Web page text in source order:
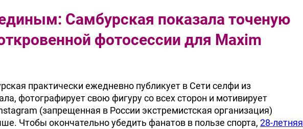
Самбурская показала точеную
фотосессии для Maxim
практически ежедневно публикует в Сети селфи из
фотографирует свою фигуру со всех сторон и мотивирует
(запрещенная в России экстремистская организация)
Чтобы окончательно убедить фанатов в пользе спорта, 28-летняя